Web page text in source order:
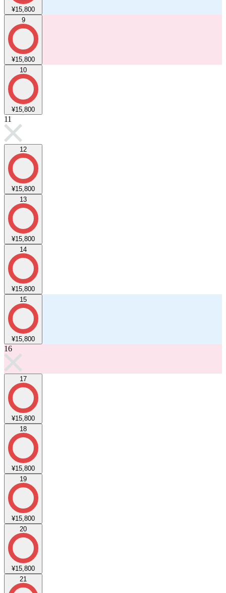
¥15,800
9
¥15,800
10
¥15,800
11
12
¥15,800
13
¥15,800
14
¥15,800
15
¥15,800
16
17
¥15,800
18
¥15,800
19
¥15,800
20
¥15,800
21